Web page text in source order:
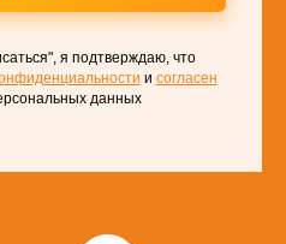
я подтверждаю, что
и согласен
данных